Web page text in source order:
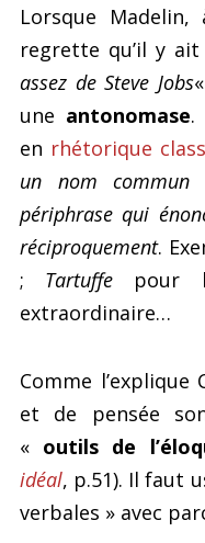
Lorsque
regrette qu’il y ait
assez de Steve Jobs
une antonomase.
en rhétorique
un nom commun
périphrase qui
réciproquement.
; Tartuffe pour
extraordinaire…
Comme
et de pensée
« outils de
idéal, p.51). Il faut
verbales » avec